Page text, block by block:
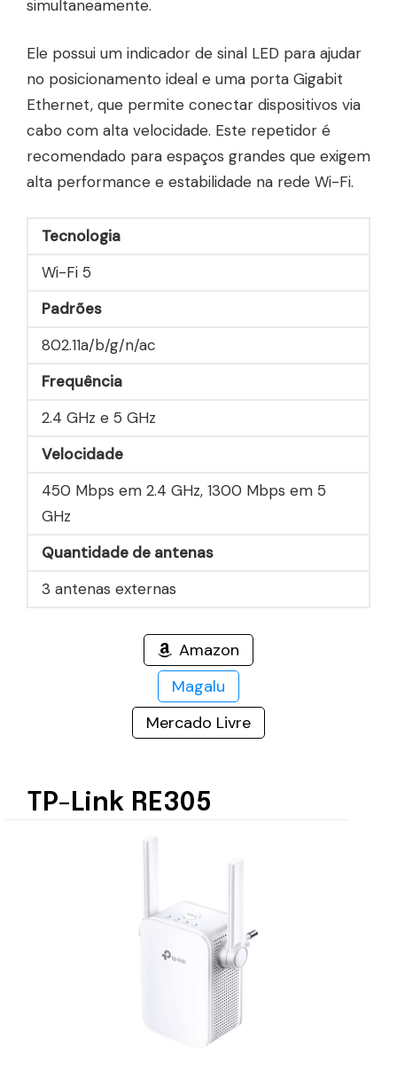
simultaneamente.
Ele possui um indicador de sinal LED para ajudar
no posicionamento ideal e uma porta Gigabit
Ethernet, que permite conectar dispositivos via
cabo com alta velocidade. Este repetidor é
recomendado para espaços grandes que exigem
alta performance e estabilidade na rede Wi-Fi.
Tecnologia
Wi-Fi 5
Padrões
802.11a/b/g/n/ac
Frequência
2.4 GHz e 5 GHz
Velocidade
450 Mbps em 2.4 GHz, 1300 Mbps em 5
GHz
Quantidade de antenas
3 antenas externas
Amazon
Magalu
Mercado Livre
TP-Link RE305